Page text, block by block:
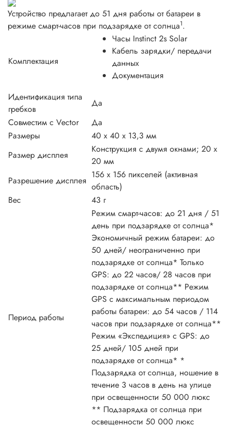
Устройство предлагает до 51 дня работы от батареи в
режиме смарт-часов при подзарядке от солнца1.
Комплектация
Часы Instinct 2s Solar
Кабель зарядки/ передачи
данных
Документация
Идентификация типа
гребков
Да
Совместим с Vector
Да
Размеры
40 x 40 x 13,3 мм
Размер дисплея
Конструкция с двумя окнами; 20 х
20 мм
Разрешение дисплея
156 х 156 пикселей (активная
область)
Вес
43 г
Период работы
Режим смарт-часов: до 21 дня / 51
день при подзарядке от солнца*
Экономичный режим батареи: до
50 дней/ неограниченно при
подзарядке от солнца* Только
GPS: до 22 часов/ 28 часов при
подзарядке от солнца** Режим
GPS с максимальным периодом
работы батареи: до 54 часов / 114
часов при подзарядке от солнца**
Режим «Экспедиция» с GPS: до
25 дней/ 105 дней при
подзарядке от солнца* *
Подзарядка от солнца, ношение в
течение 3 часов в день на улице
при освещенности 50 000 люкс
** Подзарядка от солнца при
освещенности 50 000 люкс